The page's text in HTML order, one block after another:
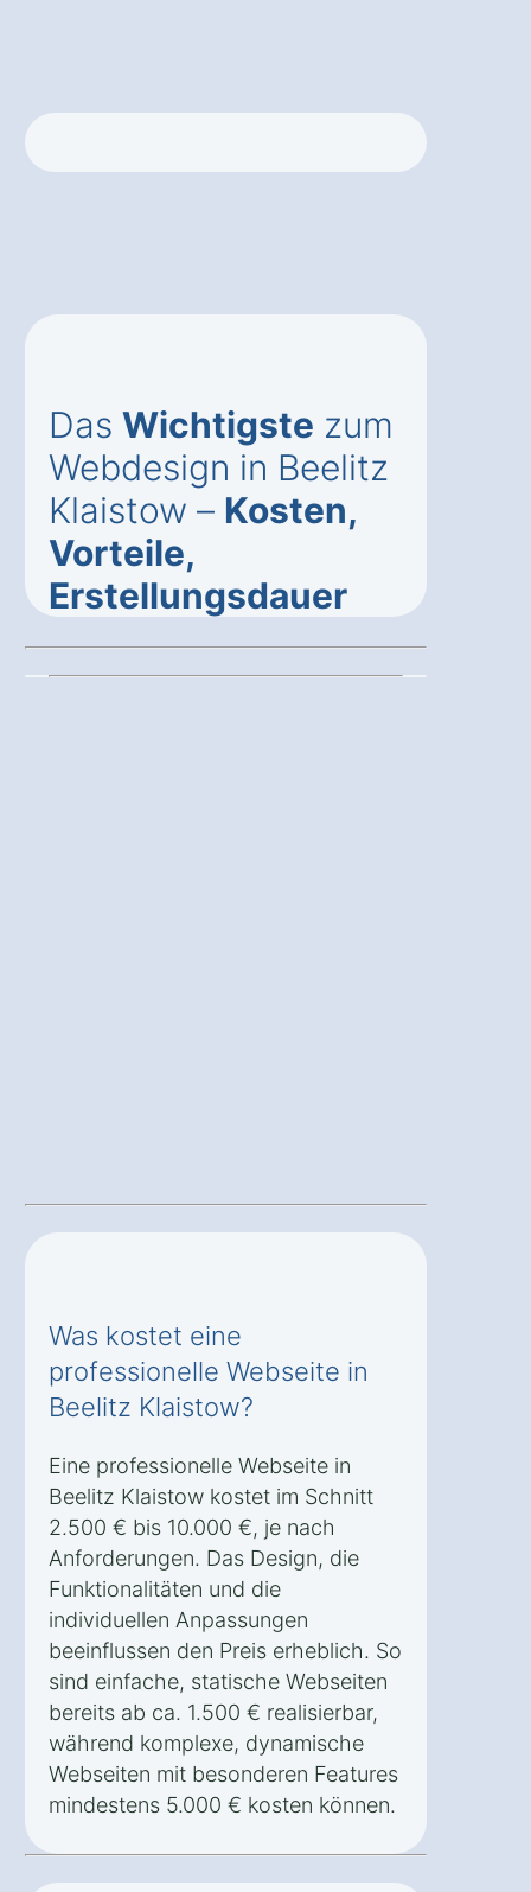
Das Wichtigste zum
Webdesign in Beelitz
Klaistow – Kosten,
Vorteile,
Erstellungsdauer
Was kostet eine
professionelle Webseite in
Beelitz Klaistow?
Eine professionelle Webseite in
Beelitz Klaistow kostet im Schnitt
2.500 € bis 10.000 €, je nach
Anforderungen. Das Design, die
Funktionalitäten und die
individuellen Anpassungen
beeinflussen den Preis erheblich. So
sind einfache, statische Webseiten
bereits ab ca. 1.500 € realisierbar,
während komplexe, dynamische
Webseiten mit besonderen Features
mindestens 5.000 € kosten können.